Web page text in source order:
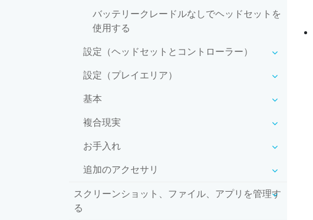
バッテリークレードルなしでヘッドセットを
使用する
設定（ヘッドセットとコントローラー）
設定（プレイエリア）
基本
複合現実
お手入れ
追加のアクセサリ
スクリーンショット、ファイル、アプリを管理す
る